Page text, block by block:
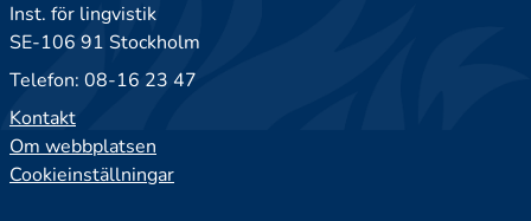
Inst. för lingvistik
SE-106 91 Stockholm
Telefon: 08-16 23 47
Kontakt
Om webbplatsen
Cookieinställningar